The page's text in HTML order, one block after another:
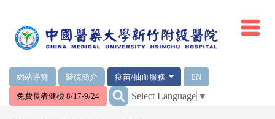
網站導覽 醫院簡介 疫苗/抽血服務 EN
免費長者健檢 8/17-9/24 ::: Select Language ▼